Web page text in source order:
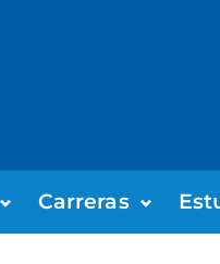
Carreras